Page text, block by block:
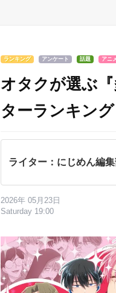
ランキング アンケート 話題 アニ
オタクが選ぶ
ターランキン
ライター：にじめん編
2026年 05月23日
Saturday 19:00